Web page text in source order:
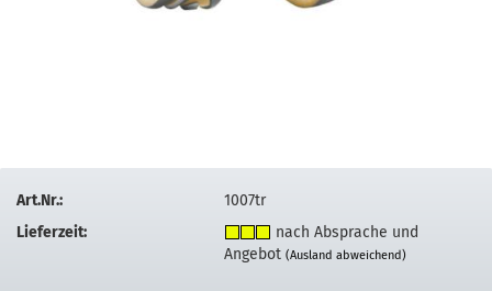
Art.Nr.:
1007tr
Lieferzeit:
nach Absprache und
Angebot(Ausland abweichend)